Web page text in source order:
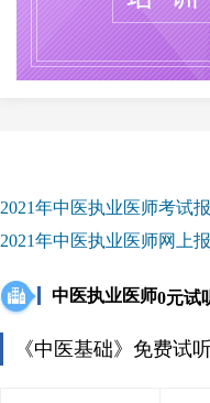
2021年中医执业医师考试
2021年中医执业医师网上
中医执业医师0元试
《中医基础》免费试